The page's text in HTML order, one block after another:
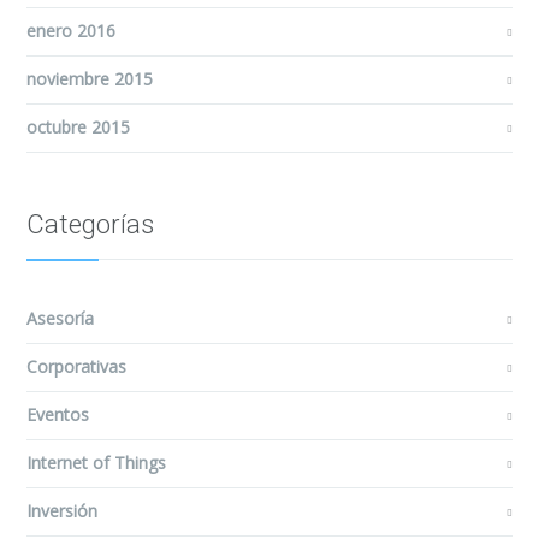
enero 2016
noviembre 2015
octubre 2015
Categorías
Asesoría
Corporativas
Eventos
Internet of Things
Inversión